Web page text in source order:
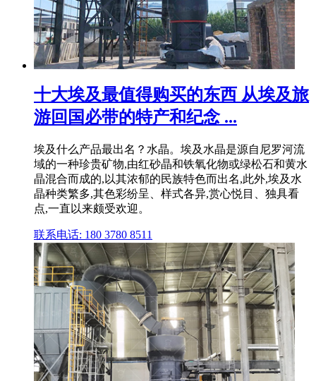
十大埃及最值得购买的东西 从埃及旅
游回国必带的特产和纪念 ...
埃及什么产品最出名？水晶。埃及水晶是源自尼罗河流
域的一种珍贵矿物,由红砂晶和铁氧化物或绿松石和黄水
晶混合而成的,以其浓郁的民族特色而出名,此外,埃及水
晶种类繁多,其色彩纷呈、样式各异,赏心悦目、独具看
点,一直以来颇受欢迎。
联系电话: 180 3780 8511